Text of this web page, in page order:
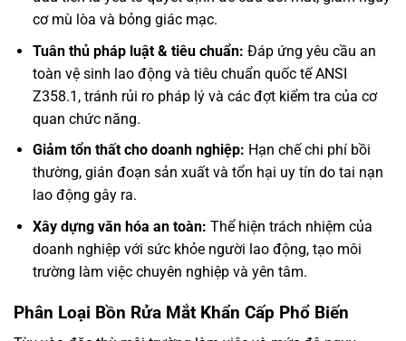
cơ mù lòa và bỏng giác mạc.
Tuân thủ pháp luật & tiêu chuẩn: Đáp ứng yêu cầu an
toàn vệ sinh lao động và tiêu chuẩn quốc tế ANSI
Z358.1, tránh rủi ro pháp lý và các đợt kiểm tra của cơ
quan chức năng.
Giảm tổn thất cho doanh nghiệp: Hạn chế chi phí bồi
thường, gián đoạn sản xuất và tổn hại uy tín do tai nạn
lao động gây ra.
Xây dựng văn hóa an toàn: Thể hiện trách nhiệm của
doanh nghiệp với sức khỏe người lao động, tạo môi
trường làm việc chuyên nghiệp và yên tâm.
Phân Loại Bồn Rửa Mắt Khẩn Cấp Phổ Biến